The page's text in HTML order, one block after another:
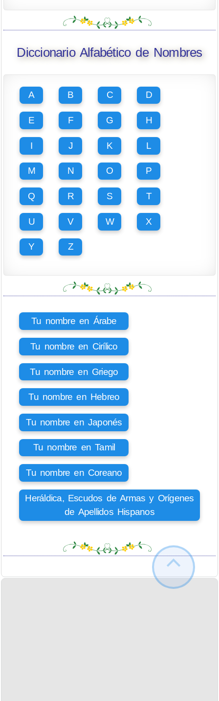
Diccionario Alfabético de Nombres
A B C D
E F G H
I J K L
M N O P
Q R S T
U V W X
Y Z
Tu nombre en Árabe
Tu nombre en Cirílico
Tu nombre en Griego
Tu nombre en Hebreo
Tu nombre en Japonés
Tu nombre en Tamil
Tu nombre en Coreano
Heráldica, Escudos de Armas y Orígenes
de Apellidos Hispanos